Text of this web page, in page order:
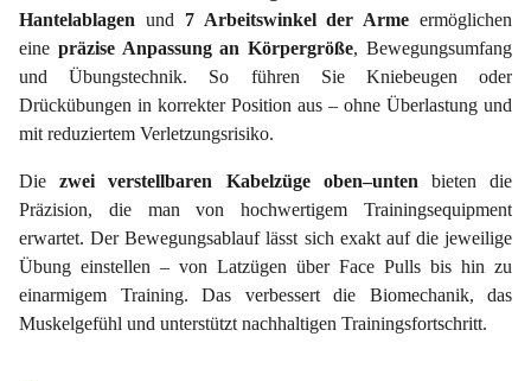
Hantelablagen und 7 Arbeitswinkel der Arme ermöglichen
eine präzise Anpassung an Körpergröße, Bewegungsumfang
und Übungstechnik. So führen Sie Kniebeugen oder
Drückübungen in korrekter Position aus – ohne Überlastung und
mit reduziertem Verletzungsrisiko.
Diezwei verstellbaren Kabelzüge oben–unten bieten die
Präzision, die man von hochwertigem Trainingsequipment
erwartet. Der Bewegungsablauf lässt sich exakt auf die jeweilige
Übung einstellen – von Latzügen über Face Pulls bis hin zu
einarmigem Training. Das verbessert die Biomechanik, das
Muskelgefühl und unterstützt nachhaltigen Trainingsfortschritt.